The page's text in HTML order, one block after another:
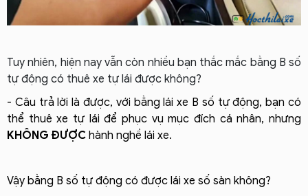
Tuy nhiên, hiện nay vẫn còn nhiều bạn thắc mắc bằng B số
tự động có thuê xe tự lái được không?
- Câu trả lời là được, với bằng lái xe B số tự động, bạn có
thể thuê xe tự lái để phục vụ mục đích cá nhân, nhưng
KHÔNG ĐƯỢC hành nghề lái xe.
Vậy bằng B số tự động có được lái xe số sàn không?